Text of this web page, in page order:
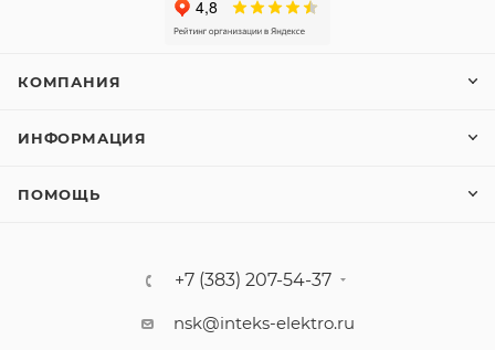
КОМПАНИЯ
ИНФОРМАЦИЯ
ПОМОЩЬ
+7 (383) 207-54-37
nsk@inteks-elektro.ru